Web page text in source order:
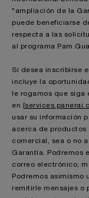
"ampliación de la
puede beneficiarse
respecta a las
al programa
Si desea inscribirse
incluye la
le rogamos que
en [
usar su información
acerca de productos
comercial, sea o no
Garantía. Podremos
correo electrónico,
Podremos asimismo
remitirle mensajes o